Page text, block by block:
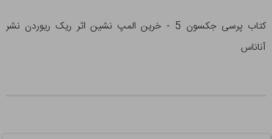
کتاب پرسی جکسون 5 - خرین المپ نشین اثر ریک ریوردن نشر
آناناس